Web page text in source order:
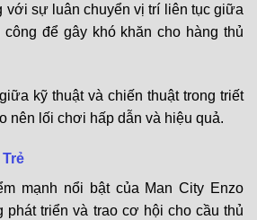
với sự luân chuyển vị trí liên tục giữa
để gây khó khăn cho hàng thủ
kỹ thuật và chiến thuật trong triết
nên lối chơi hấp dẫn và hiệu quả.
mạnh nổi bật của Man City Enzo
phát triển và trao cơ hội cho cầu thủ